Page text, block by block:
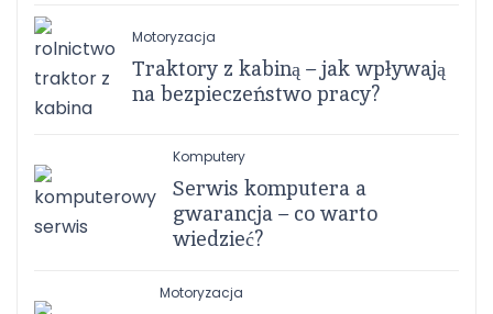
Motoryzacja
Traktory z kabiną – jak wpływają
na bezpieczeństwo pracy?
Komputery
Serwis komputera a
gwarancja – co warto
wiedzieć?
Motoryzacja